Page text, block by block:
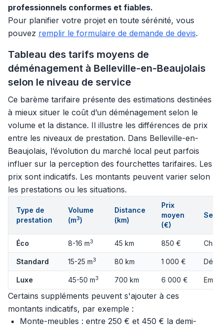
professionnels conformes et fiables.
Pour planifier votre projet en toute sérénité, vous
pouvez remplir le formulaire de demande de devis.
Tableau des tarifs moyens de
déménagement à Belleville-en-Beaujolais
selon le niveau de service
Ce barème tarifaire présente des estimations destinées
à mieux situer le coût d’un déménagement selon le
volume et la distance. Il illustre les différences de prix
entre les niveaux de prestation. Dans Belleville-en-
Beaujolais, l’évolution du marché local peut parfois
influer sur la perception des fourchettes tarifaires. Les
prix sont indicatifs. Les montants peuvent varier selon
les prestations ou les situations.
Type de
prestation
Volume
(m3)
Distance
(km)
Prix
moyen
(€)
Éco 8-16 m3 45 km 850 €
Standard 15-25 m3 80 km 1 000 €
Luxe 45-50 m3 700 km 6 000 €
Certains suppléments peuvent s'ajouter à ces
montants indicatifs, par exemple :
Monte-meubles : entre 250 € et 450 € la demi-